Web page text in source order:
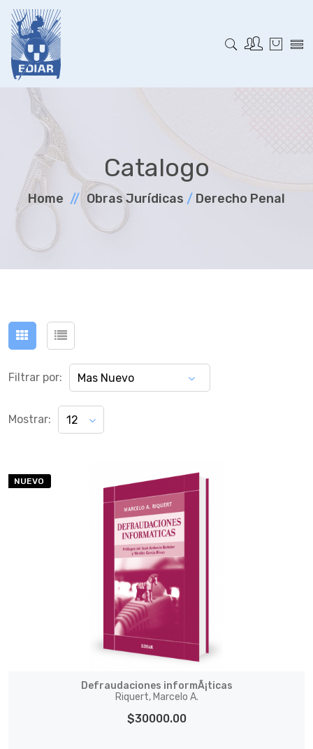
Catalogo
Home Obras Jurí­dicas / Derecho Penal
Filtrar por: Mas Nuevo
Mostrar: 12
NUEVO
Defraudaciones informÃ¡ticas
Riquert, Marcelo A.
$30000.00